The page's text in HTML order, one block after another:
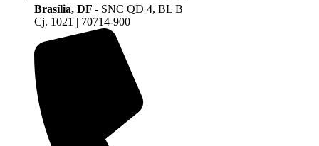
Brasília, DF - SNC QD 4, BL B
Cj. 1021 | 70714-900